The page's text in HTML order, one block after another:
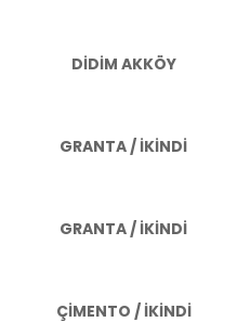
DİDİM AKKÖY
GRANTA / İKİNDİ
GRANTA / İKİNDİ
ÇİMENTO / İKİNDİ